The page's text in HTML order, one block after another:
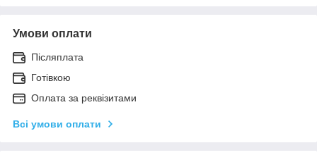
Умови оплати
Післяплата
Готівкою
Оплата за реквізитами
Всі умови оплати